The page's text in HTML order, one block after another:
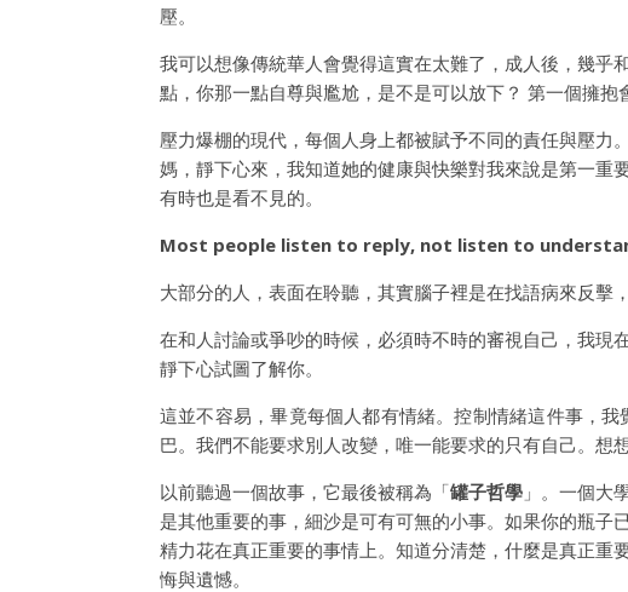
壓。
我可以想像傳統華人會覺得這實在太難了，成人後，幾
點，你那一點自尊與尷尬，是不是可以放下？ 第一個擁抱
壓力爆棚的現代，每個人身上都被賦予不同的責任與壓
媽，靜下心來，我知道她的健康與快樂對我來說是第一重
有時也是看不見的。
Most people listen to reply, not listen to
大部分的人，表面在聆聽，其實腦子裡是在找語病來反擊
在和人討論或爭吵的時候，必須時不時的審視自己，我
靜下心試圖了解你。
這並不容易，畢竟每個人都有情緒。控制情緒這件事，
巴。我們不能要求別人改變，唯一能要求的只有自己。想
以前聽過一個故事，它最後被稱為「罐子哲學 」。一個大
是其他重要的事，細沙是可有可無的小事。如果你的瓶
精力花在真正重要的事情上。知道分清楚，什麼是真正
悔與遺憾。